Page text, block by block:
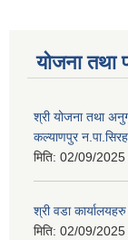
योजना तथा
श्री योजना तथा
कल्याणपुर
मिति: 02/09/
श्री वडा
मिति: 02/09/2025